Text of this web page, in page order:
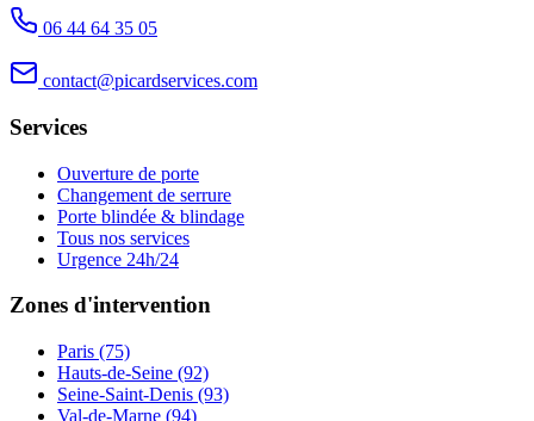
06 44 64 35 05
contact@picardservices.com
Services
Ouverture de porte
Changement de serrure
Porte blindée & blindage
Tous nos services
Urgence 24h/24
Zones d'intervention
Paris (75)
Hauts-de-Seine (92)
Seine-Saint-Denis (93)
Val-de-Marne (94)